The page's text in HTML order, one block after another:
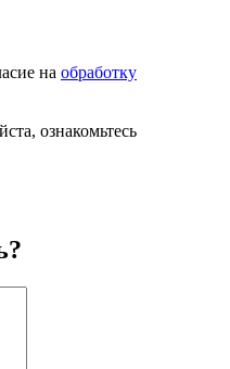
на обработку
ознакомьтесь